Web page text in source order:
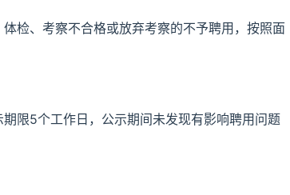
检、考察不合格或放弃考察的不予聘用，按照面
限5个工作日，公示期间未发现有影响聘用问题